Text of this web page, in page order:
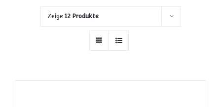
Zeige 12 Produkte